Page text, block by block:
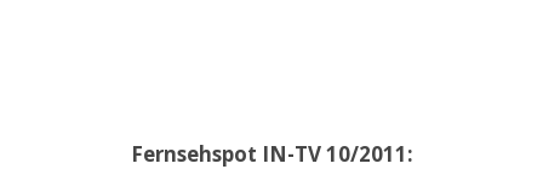
Fernsehspot IN-TV 10/2011: